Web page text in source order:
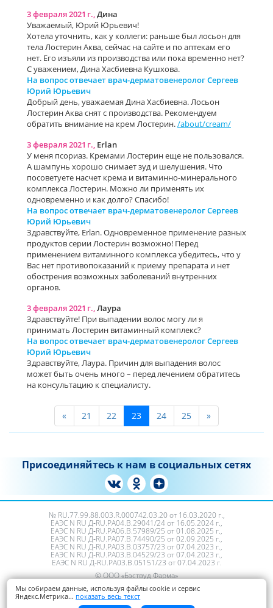
3 февраля 2021 г.,Дина
Уважаемый, Юрий Юрьевич!
Хотела уточнить, как у коллеги: раньше был лосьон для
тела Лостерин Аква, сейчас на сайте и по аптекам его
нет. Его изъяли из производства или пока временно нет?
С уважением, Дина Хасбиевна Кушхова.
На вопрос отвечает врач-дерматовенеролог Сергеев
Юрий Юрьевич
Добрый день, уважаемая Дина Хасбиевна. Лосьон
Лостерин Аква снят с производства. Рекомендуем
обратить внимание на крем Лостерин./about/cream/
3 февраля 2021 г., Erlan
У меня псориаз. Кремами Лостерин еще не пользовался.
А шампунь хорошо снимает зуд и шелушения. Что
посоветуете насчет крема и витаминно-минерального
комплекса Лостерин. Можно ли применять их
одновременно и как долго? Спасибо!
На вопрос отвечает врач-дерматовенеролог Сергеев
Юрий Юрьевич
Здравствуйте, Erlan. Одновременное применение разных
продуктов серии Лостерин возможно! Перед
применением витаминного комплекса убедитесь, что у
Вас нет противопоказаний к приему препарата и нет
обострения возможных заболеваний внутренних
органов.
3 февраля 2021 г.,Лаура
Здравствуйте! При выпадении волос могу ли я
принимать Лостерин витаминный комплекс?
На вопрос отвечает врач-дерматовенеролог Сергеев
Юрий Юрьевич
Здравствуйте, Лаура. Причин для выпадения волос
может быть очень много – перед лечением обратитесь
на консультацию к специалисту.
« 21 22 23 24 25 »
Присоединяйтесь к нам в социальных сетях
№ RU.77.99.88.003.R.000742.03.20 от 16.03.2020 г.,
ЕАЭС N RU Д‑RU.PA04.B.29041/24 от 16.05.2024 г.,
ЕАЭС N RU Д‑RU.РА06.В.57989/25 от 01.08.2025 г.,
ЕАЭС N RU Д‑RU.РА07.В.74490/25 от 02.09.2025 г.,
ЕАЭС N RU Д‑RU.PA03.B.03757/23 от 07.04.2023 г.,
ЕАЭС N RU Д‑RU.PA03.B.04529/23 от 07.04.2023 г.,
ЕАЭС N RU Д‑RU.PA03.B.05151/23 от 07.04.2023 г.
© ООО «Бэствуд Фарма»
Пользовательское соглашение
Политика обработки персональных данных
Мы собираем данные, используя файлы cookie и сервис
Яндекс.Метрика... показать весь текст